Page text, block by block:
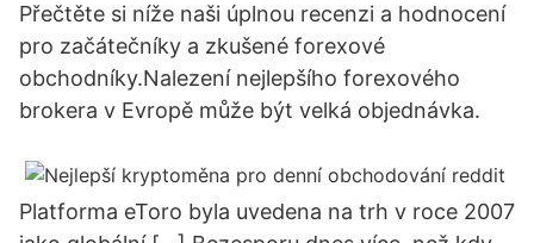
Přečtěte si níže naši úplnou recenzi a hodnocení
pro začátečníky a zkušené forexové
obchodníky.Nalezení nejlepšího forexového
brokera v Evropě může být velká objednávka.
Platforma eToro byla uvedena na trh v roce 2007